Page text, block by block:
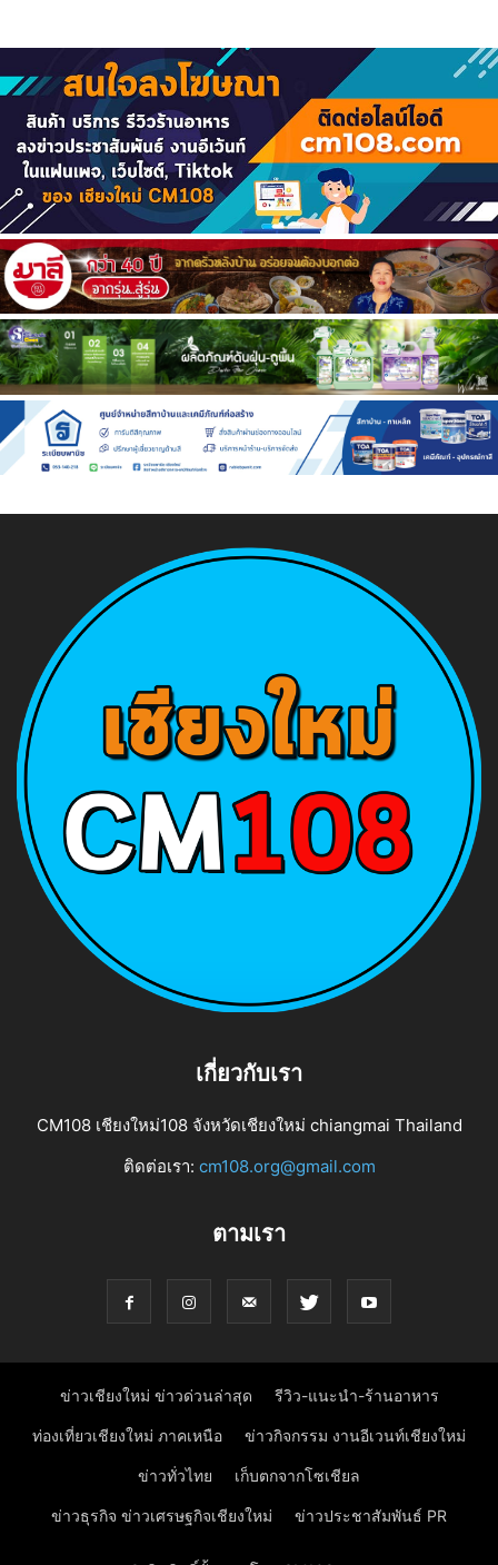
เกี่ยวกับเรา
CM108 เชียงใหม่108 จังหวัดเชียงใหม่ chiangmai Thailand
ติดต่อเรา: cm108.org@gmail.com
ตามเรา
ข่าวเชียงใหม่ ข่าวด่วนล่าสุด รีวิว-แนะนำ-ร้านอาหาร
ท่องเที่ยวเชียงใหม่ ภาคเหนือ ข่าวกิจกรรม งานอีเวนท์เชียงใหม่
ข่าวทั่วไทย เก็บตกจากโซเชียล
ข่าวธุรกิจ ข่าวเศรษฐกิจเชียงใหม่ ข่าวประชาสัมพันธ์ PR